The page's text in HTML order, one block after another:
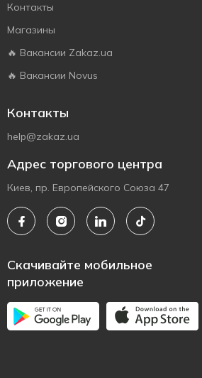
Контакты
Магазины
🔥 Вакансии Zakaz.ua
🔥 Вакансии Novus
Контакты
help@zakaz.ua
Адрес торгового центра
Киев, пр. Европейского Союза 47
Скачивайте мобильное
приложение